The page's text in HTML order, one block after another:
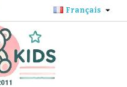
Français 